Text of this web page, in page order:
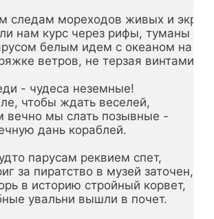
следам мореходов живых и
нам курс через рифы, туманы и
белым идем с океаном на
ветров, не терзая винтами
- чудеса неземные!
чтобы ждать веселей,
вечно мы слать позывные -
вечную дань кораблей.
парусам реквием спет,
за пиратство в музей заточен,
в историю стройный корвет,
увальни вышли в почет.